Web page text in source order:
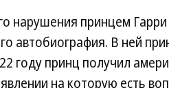
нарушения принцем
автобиография. В ней
году принц получил
на которую есть